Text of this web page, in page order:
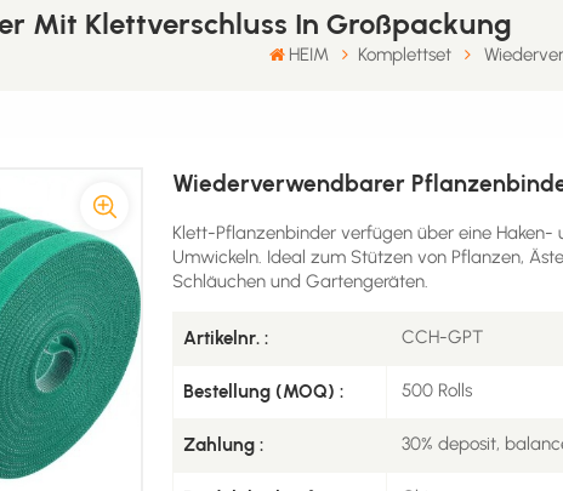
Mit Klettverschluss In Großpackung
HEIM Komplettset
Wiederverwendbarer
Klett-Pflanzenbinder verfügen über eine Haken-
Umwickeln. Ideal zum Stützen von Pflanzen,
Schläuchen und Gartengeräten.
Artikelnr. : CCH-GPT
Bestellung (MOQ) : 500 Rolls
Zahlung : 30% deposit,